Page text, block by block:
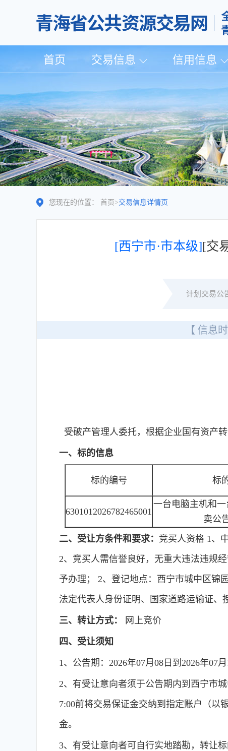
首页 交易信息 信用信息
您现在的位置： 首页 >交易信息详情页
[西宁市·市本级][交
计划交易公
【 信息
受破产管理人委托，根据企业国有资产
一、标的信息
标的编号 标
6301012026782465001
一台电脑主机和
卖公
二、受让方条件和要求： 竞买人资格 1、
2、竞买人需信誉良好，无重大违法违规
予办理； 2、登记地点：西宁市城中区锦
法定代表人身份证明、国家道路运输证、
三、转让方式： 网上竞价
四、受让须知
1、公告期：2026年07月08日到2026年07
2、有受让意向者须于公告期内到西宁市
7:00前将交易保证金交纳到指定账户（以
金。
3、有受让意向者可自行实地踏勘，转让标